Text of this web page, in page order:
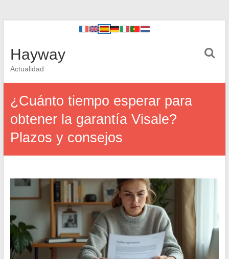
Hayway
Actualidad
¿Cuánto tiempo esperar para
obtener la garantía Visale?
Plazos y consejos